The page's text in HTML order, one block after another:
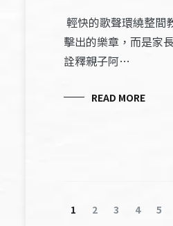
輕快的歌聲環繞整間
擊出的樂章，而是家
詮釋親子阿…
READ MORE
Posts
Page
1 Page
2 Page
3 Page
4 5